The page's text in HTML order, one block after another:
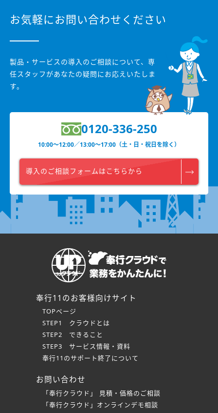
お気軽にお問い合わせください
製品・サービスの導入のご相談について、 専
任スタッフがあなたの疑問にお応えいたしま
す。
0120-336-250
10:00〜12:00／13:00〜17:00（土・日・祝日を除く）
導入のご相談フォームはこちらから
奉行11のお客様向けサイト
TOPページ
STEP1 クラウドとは
STEP2 できること
STEP3 サービス情報・資料
奉行11のサポート終了について
お問い合わせ
「奉行クラウド」 見積・価格のご相談
「奉行クラウド」オンラインデモ相談